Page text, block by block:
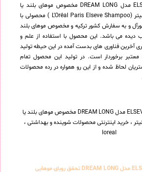
شامپو لورآل سری ELSEVE مدل DREAM LONG مخصوص موهای بلند یا
آسیب دیده 360 میلی لیتر (L’Oréal Paris Elseve Shampoo ) محصولی با
و به سفارش کشور ترکیه و مخصوص موهای بلند
می باشد. این محصول با استفاده از علم و
آخرین فناوری های بدست آمده در این حیطه تولید
معتبر برخوردار است. در تولید این محصول تمام
لحاظ شده و از این رو همواره در رده محصولات
با شامپو لورآل سری ELSEVE مدل DREAM LONG تحقق رویای موهایی